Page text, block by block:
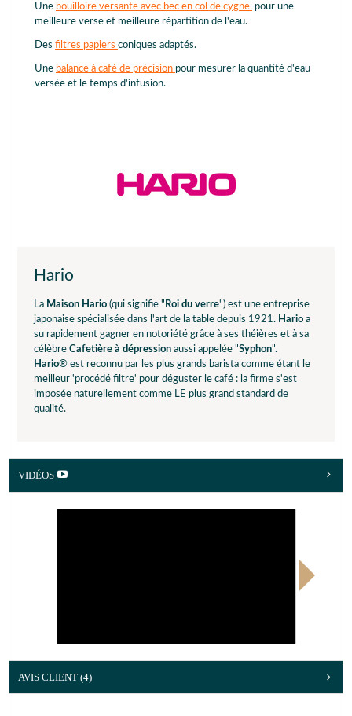
Une bouilloire versante avec bec en col de cygne pour une
meilleure verse et meilleure répartition de l'eau.
Des filtres papiers coniques adaptés.
Une balance à café de précision pour mesurer la quantité d'eau
versée et le temps d'infusion.
Hario
La Maison Hario (qui signifie " Roi du verre") est une entreprise
japonaise spécialisée dans l'art de la table depuis 1921. Hario a
su rapidement gagner en notoriété grâce à ses théières et à sa
célèbre Cafetière à dépression aussi appelée "Syphon".
Hario® est reconnu par les plus grands barista comme étant le
meilleur 'procédé filtre' pour déguster le café : la firme s'est
imposée naturellement comme LE plus grand standard de
qualité.
VIDÉOS
AVIS CLIENT (4)